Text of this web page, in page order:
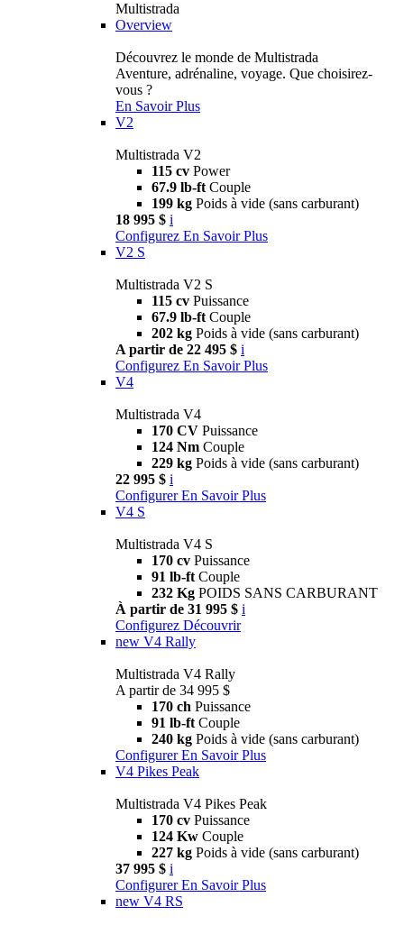
Multistrada
Overview
Découvrez le monde de Multistrada
Aventure, adrénaline, voyage. Que choisirez-
vous ?
En Savoir Plus
V2
Multistrada V2
115 cv Power
67.9 lb-ft Couple
199 kg Poids à vide (sans carburant)
18 995 $ i
Configurez En Savoir Plus
V2 S
Multistrada V2 S
115 cv Puissance
67.9 lb-ft Couple
202 kg Poids à vide (sans carburant)
A partir de 22 495 $ i
Configurez En Savoir Plus
V4
Multistrada V4
170 CV Puissance
124 Nm Couple
229 kg Poids à vide (sans carburant)
22 995 $ i
Configurer En Savoir Plus
V4 S
Multistrada V4 S
170 cv Puissance
91 lb-ft Couple
232 Kg POIDS SANS CARBURANT
À partir de 31 995 $ i
Configurez Découvrir
new V4 Rally
Multistrada V4 Rally
A partir de 34 995 $
170 ch Puissance
91 lb-ft Couple
240 kg Poids à vide (sans carburant)
Configurer En Savoir Plus
V4 Pikes Peak
Multistrada V4 Pikes Peak
170 cv Puissance
124 Kw Couple
227 kg Poids à vide (sans carburant)
37 995 $ i
Configurer En Savoir Plus
new V4 RS